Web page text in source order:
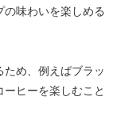
味わいを楽しめる
ため、例えばブラッ
ヒーを楽しむこと